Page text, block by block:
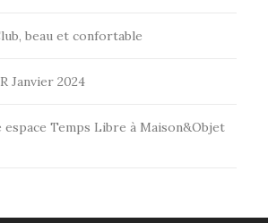
beau et confortable
Janvier 2024
Temps Libre à Maison&Objet